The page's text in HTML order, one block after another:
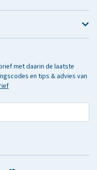
met daarin de laatste
en tips & advies van